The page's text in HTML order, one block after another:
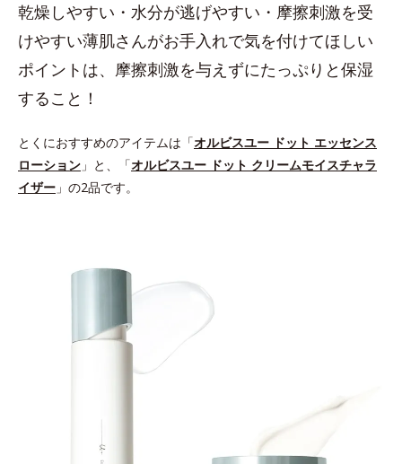
乾燥しやすい・水分が逃げやすい・摩擦刺激を受
けやすい薄肌さんがお手入れで気を付けてほしい
ポイントは、摩擦刺激を与えずにたっぷりと保湿
すること！
とくにおすすめのアイテムは「オルビスユー ドット エッセンス
ローション 」と、「オルビスユー ドット クリームモイスチャラ
イザー 」の2品です。